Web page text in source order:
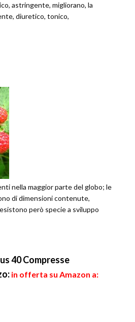
astringente, migliorano, la
diuretico, tonico,
nella maggior parte del globo; le
di dimensioni contenute,
però specie a sviluppo
40 Compresse
in offerta su Amazon a: